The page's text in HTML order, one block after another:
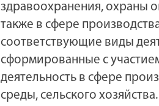
здравоохранения, охраны
также в сфере
соответствующие виды
сформированные с
деятельность в сфере
среды, сельского хозяйства.